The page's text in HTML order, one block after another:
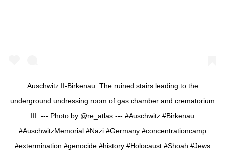
Auschwitz II-Birkenau. The ruined stairs leading to the
underground undressing room of gas chamber and crematorium
III. --- Photo by @re_atlas --- #Auschwitz #Birkenau
#AuschwitzMemorial #Nazi #Germany #concentrationcamp
#extermination #genocide #history #Holocaust #Shoah #Jews